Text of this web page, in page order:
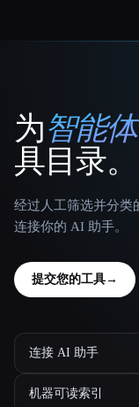
That AI
为智能
具目录。
经过人工筛选并分类
连接你的 AI 助手。
提交您的工具→
连接 AI 助手
机器可读索引